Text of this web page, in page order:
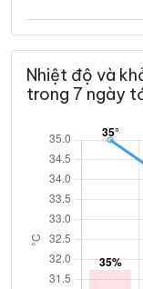
Nhiệt độ và
trong 7 ngày